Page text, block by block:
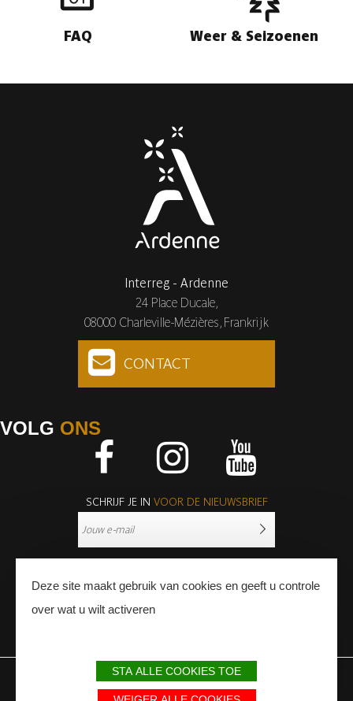
FAQ Weer & Seizoenen
Interreg - Ardenne
24 Place Ducale,
08000 Charleville-Mézières, Frankrijk
CONTACT
VOLG ONS
SCHRIJF JE IN VOOR DE NIEUWSBRIEF
WETTELIJKE BEPALINGEN SITEMAP
Deze site maakt gebruik van cookies en geeft u controle
over wat u wilt activeren
STA ALLE COOKIES TOE